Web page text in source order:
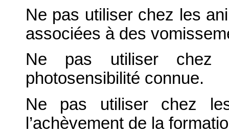
Ne pas utiliser chez les
associées à des
Ne pas utiliser chez
photosensibilité connue.
Ne pas utiliser chez
l’achèvement de la